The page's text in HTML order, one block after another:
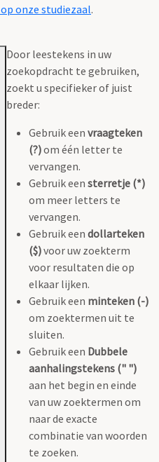
onze studiezaal.
Door leestekens in uw
zoekopdracht te gebruiken,
zoekt u specifieker of juist
breder:
Gebruik een vraagteken
(?)om één letter te
vervangen.
Gebruik een sterretje (*)
om meer letters te
vervangen.
Gebruik een dollarteken
($)voor uw zoekterm
voor resultaten die op
elkaar lijken.
Gebruik een minteken (-)
om zoektermen uit te
sluiten.
Gebruik een Dubbele
aanhalingstekens (" ")
aan het begin en einde
van uw zoektermen om
naar de exacte
combinatie van woorden
te zoeken.